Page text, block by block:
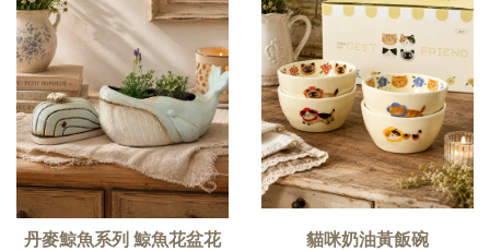
丹麥鯨魚系列 鯨魚花盆花
貓咪奶油黃飯碗